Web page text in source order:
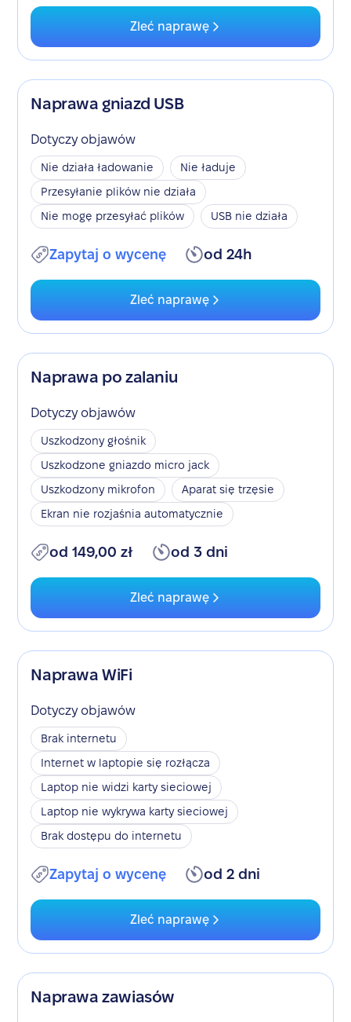
Zleć naprawę
Naprawa gniazd USB
Dotyczy objawów
Nie działa ładowanie
Nie ładuje
Przesyłanie plików nie działa
Nie mogę przesyłać plików
USB nie działa
Zapytaj o wycenę od 24h
Zleć naprawę
Naprawa po zalaniu
Dotyczy objawów
Uszkodzony głośnik
Uszkodzone gniazdo micro jack
Uszkodzony mikrofon
Aparat się trzęsie
Ekran nie rozjaśnia automatycznie
od 149,00 zł od 3 dni
Zleć naprawę
Naprawa WiFi
Dotyczy objawów
Brak internetu
Internet w laptopie się rozłącza
Laptop nie widzi karty sieciowej
Laptop nie wykrywa karty sieciowej
Brak dostępu do internetu
Zapytaj o wycenę od 2 dni
Zleć naprawę
Naprawa zawiasów